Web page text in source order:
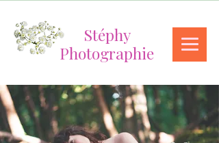
Stéphy
Photographie